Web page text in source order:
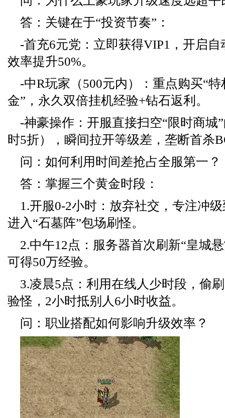
答：关键在于“投资节奏”：
-首充6元党：立即获得VIP1，开启
效率提升50%。
-中R玩家（500元内）：重点购买“特
金”，永久双倍挂机经验+钻石返利。
-神豪操作：开服直接扫空“限时商城
时5折），瞬间拉开等级差，垄断首杀
问：如何利用时间差抢占全服第一？
答：掌握三个黄金时段：
1.开服0-2小时：放弃社交，专注冲
进入“石墓阵”包场刷怪。
2.中午12点：服务器首次刷新“皇城
可得50万经验。
3.凌晨5点：利用在线人少时段，偷
验怪，2小时抵别人6小时收益。
问：职业搭配如何影响升级效率？